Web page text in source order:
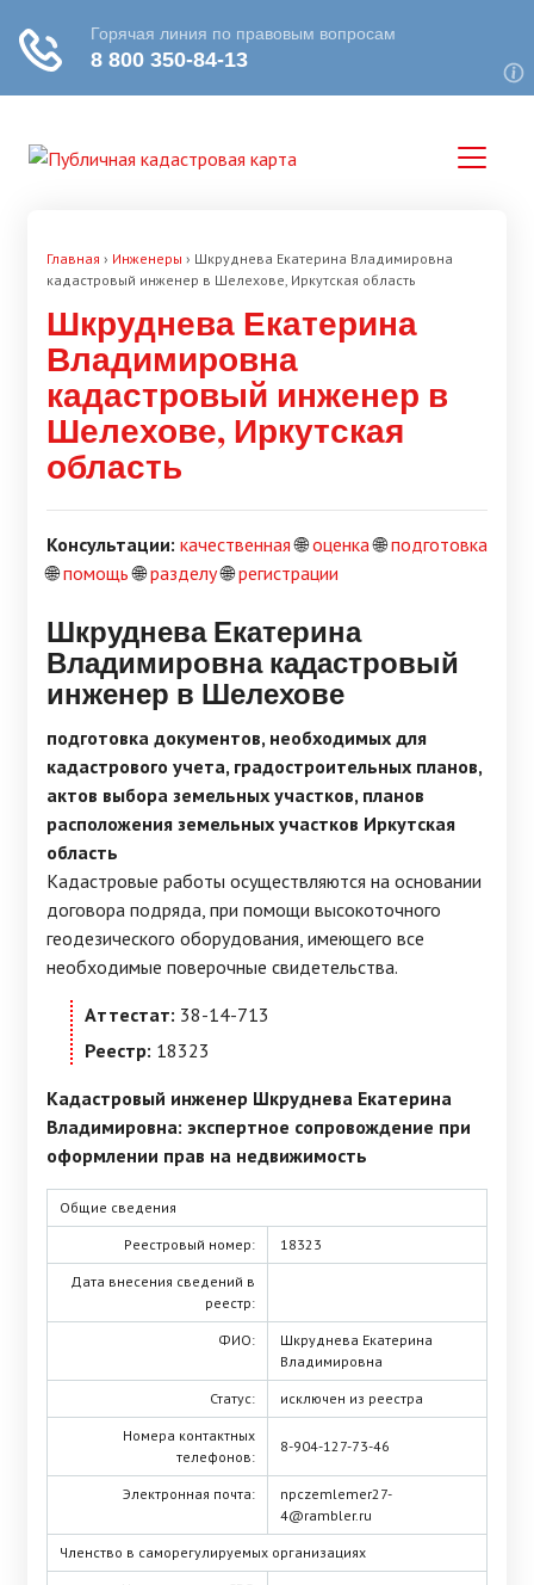
Главная › Инженеры › Шкруднева Екатерина Владимировна
кадастровый инженер в Шелехове, Иркутская область
Шкруднева Екатерина
Владимировна
кадастровый инженер в
Шелехове, Иркутская
область
Консультации: качественная🌐оценка🌐подготовка
🌐помощь🌐разделу🌐регистрации
Шкруднева Екатерина
Владимировна кадастровый
инженер в Шелехове
подготовка документов, необходимых для
кадастрового учета, градостроительных планов,
актов выбора земельных участков, планов
расположения земельных участков Иркутская
область
Кадастровые работы осуществляются на основании
договора подряда, при помощи высокоточного
геодезического оборудования, имеющего все
необходимые поверочные свидетельства.
Аттестат: 38-14-713
Реестр: 18323
Кадастровый инженер Шкруднева Екатерина
Владимировна: экспертное сопровождение при
оформлении прав на недвижимость
Общие сведения
Реестровый номер: 18323
Дата внесения сведений в
реестр:
ФИО:
Шкруднева Екатерина
Владимировна
Статус: исключен из реестра
Номера контактных
телефонов:
8-904-127-73-46
Электронная почта:
npczemlemer27-
4@rambler.ru
Членство в саморегулируемых организациях